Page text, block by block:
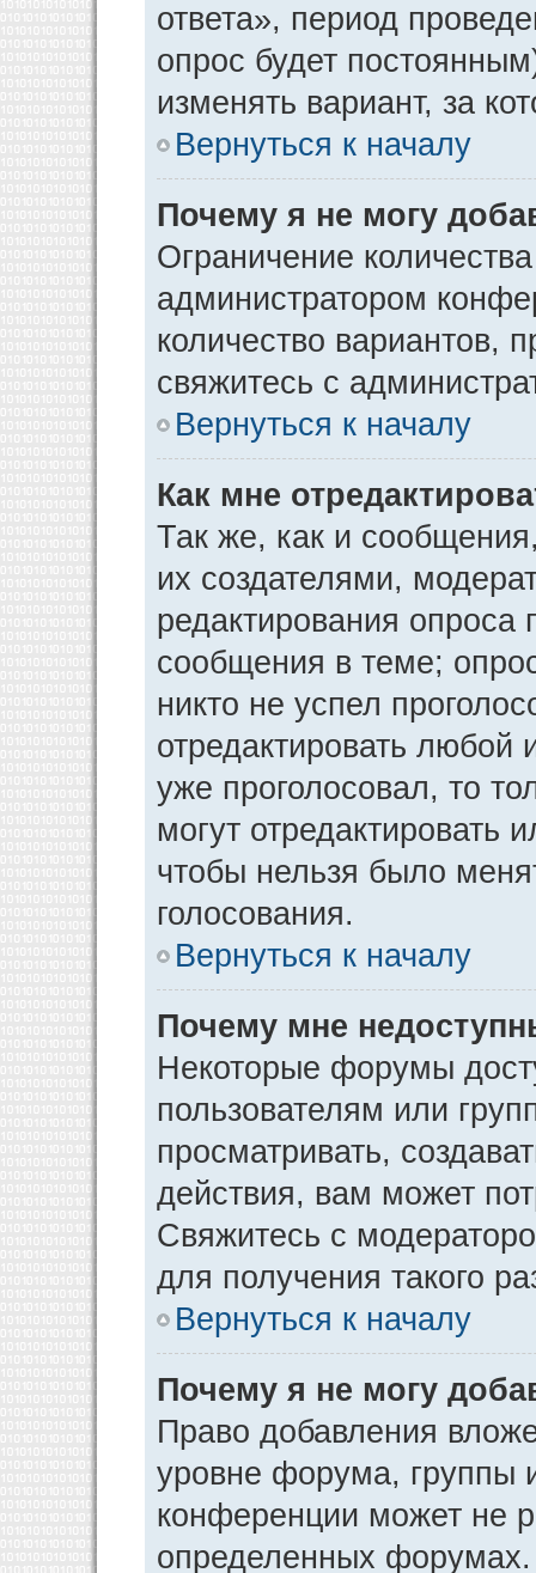
ответа», период
опрос будет
изменять вариант, за
Вернуться к началу
Почему я не могу
Ограничение
администратором
количество вариантов,
свяжитесь с
Вернуться к началу
Как мне
Так же, как и
их создателями,
редактирования опроса
сообщения в теме;
никто не успел
отредактировать любой
уже проголосовал, то
могут отредактировать
чтобы нельзя было
голосования.
Вернуться к началу
Почему мне
Некоторые форумы
пользователям или
просматривать,
действия, вам может
Свяжитесь с
для получения такого
Вернуться к началу
Почему я не могу
Право добавления
уровне форума, группы
конференции может не
определенных